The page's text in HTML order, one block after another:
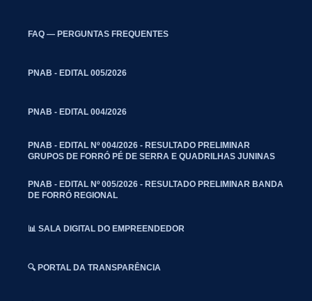
FAQ — PERGUNTAS FREQUENTES
PNAB - EDITAL 005/2026
PNAB - EDITAL 004/2026
PNAB - EDITAL Nº 004/2026 - RESULTADO PRELIMINAR
GRUPOS DE FORRÓ PÉ DE SERRA E QUADRILHAS JUNINAS
PNAB - EDITAL Nº 005/2026 - RESULTADO PRELIMINAR BANDA
DE FORRÓ REGIONAL
📊 SALA DIGITAL DO EMPREENDEDOR
🔍 PORTAL DA TRANSPARÊNCIA